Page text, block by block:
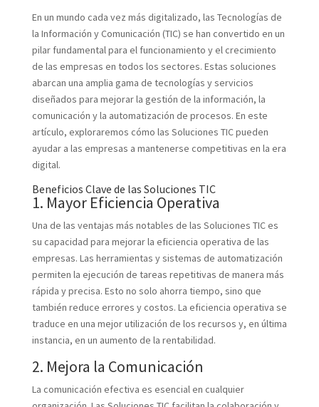
En un mundo cada vez más digitalizado, las Tecnologías de
la Información y Comunicación (TIC) se han convertido en un
pilar fundamental para el funcionamiento y el crecimiento
de las empresas en todos los sectores. Estas soluciones
abarcan una amplia gama de tecnologías y servicios
diseñados para mejorar la gestión de la información, la
comunicación y la automatización de procesos. En este
artículo, exploraremos cómo las Soluciones TIC pueden
ayudar a las empresas a mantenerse competitivas en la era
digital.
Beneficios Clave de las Soluciones TIC
1. Mayor Eficiencia Operativa
Una de las ventajas más notables de las Soluciones TIC es
su capacidad para mejorar la eficiencia operativa de las
empresas. Las herramientas y sistemas de automatización
permiten la ejecución de tareas repetitivas de manera más
rápida y precisa. Esto no solo ahorra tiempo, sino que
también reduce errores y costos. La eficiencia operativa se
traduce en una mejor utilización de los recursos y, en última
instancia, en un aumento de la rentabilidad.
2. Mejora la Comunicación
La comunicación efectiva es esencial en cualquier